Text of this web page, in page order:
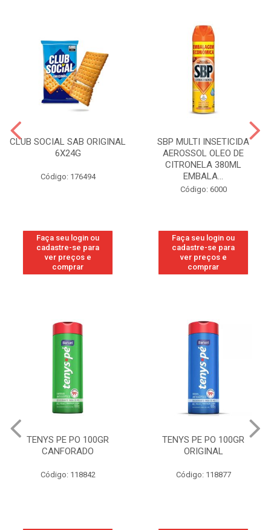
CLUB SOCIAL SAB ORIGINAL
6X24G
Código: 176494
Faça seu login ou
cadastre-se para
ver preços e
comprar
SBP MULTI INSETICIDA
AEROSSOL OLEO DE
CITRONELA 380ML
EMBALA...
Código: 6000
Faça seu login ou
cadastre-se para
ver preços e
comprar
TENYS PE PO 100GR
CANFORADO
Código: 118842
TENYS PE PO 100GR
ORIGINAL
Código: 118877